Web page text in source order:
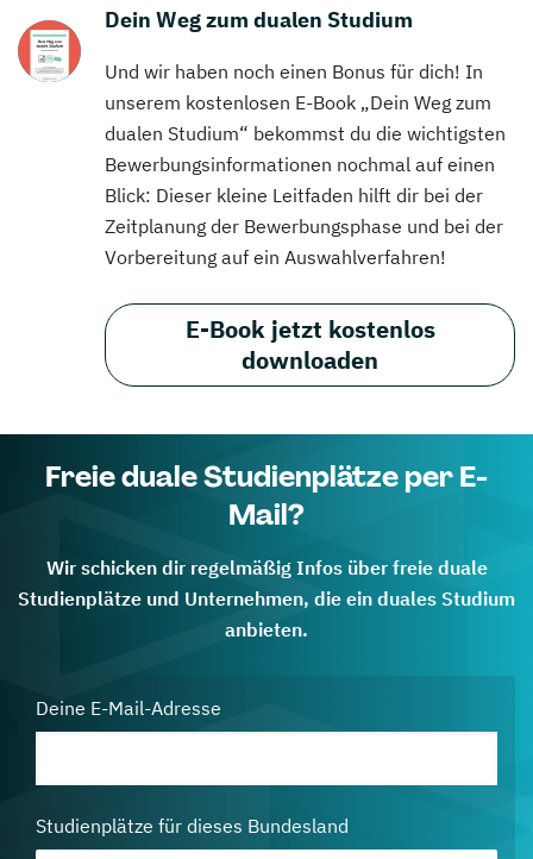
Dein Weg zum dualen Studium
Und wir haben noch einen Bonus für dich! In
unserem kostenlosen E-Book „Dein Weg zum
dualen Studium“ bekommst du die wichtigsten
Bewerbungsinformationen nochmal auf einen
Blick: Dieser kleine Leitfaden hilft dir bei der
Zeitplanung der Bewerbungsphase und bei der
Vorbereitung auf ein Auswahlverfahren!
E-Book jetzt kostenlos
downloaden
Freie duale Studienplätze per E-
Mail?
Wir schicken dir regelmäßig Infos über freie duale
Studienplätze und Unternehmen, die ein duales Studium
anbieten.
Deine E-Mail-Adresse
Studienplätze für dieses Bundesland